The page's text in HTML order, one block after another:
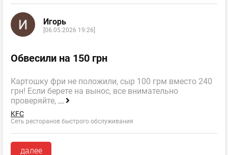
Игорь
[06.05.2026 19:26]
Обвесили на 150 грн
Картошку фри не положили, сыр 100 грм вместо 240
грн! Если берете на вынос, все внимательно
проверяйте, ...
KFC
Сеть ресторанов быстрого обслуживания
далее